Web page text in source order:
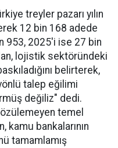
treyler pazarı yılın
12 bin 168 adede
953, 2025'i ise 27 bin
lojistik sektöründeki
belirterek,
talep eğilimi
değiliz" dedi.
temel
bankalarının
tamamlamış